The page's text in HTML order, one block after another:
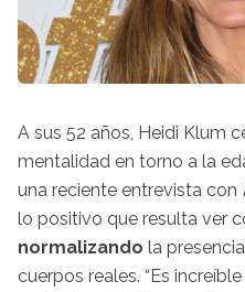
A sus 52 años, Heidi Klum
mentalidad en torno a la
una reciente entrevista con
lo positivo que resulta ver
normalizando la
cuerpos reales. “Es